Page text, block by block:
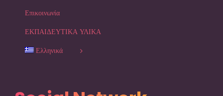
Επικοινωνία
ΕΚΠΑΙΔΕΥΤΙΚΑ ΥΛΙΚΑ
Ελληνικά